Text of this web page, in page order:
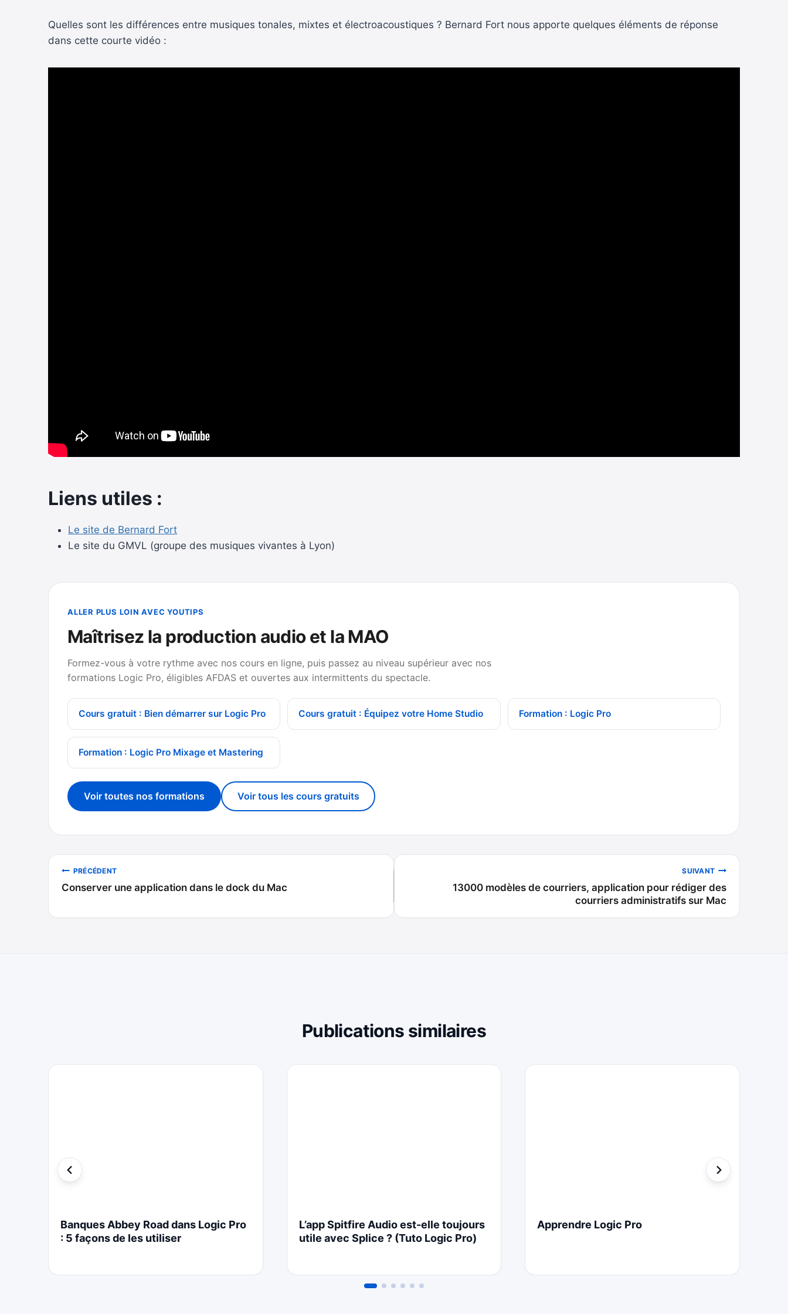
Quelles sont les différences entre musiques tonales, mixtes et électroacoustiques ? Bernard Fort nous apporte quelques éléments de réponse
dans cette courte vidéo :
Liens utiles :
Le site de Bernard Fort
Le site du GMVL (groupe des musiques vivantes à Lyon)
ALLER PLUS LOIN AVEC YOUTIPS
Maîtrisez la production audio et la MAO
Formez-vous à votre rythme avec nos cours en ligne, puis passez au niveau supérieur avec nos
formations Logic Pro, éligibles AFDAS et ouvertes aux intermittents du spectacle.
Cours gratuit : Bien démarrer sur Logic Pro Cours gratuit : Équipez votre Home Studio Formation : Logic Pro
Formation : Logic Pro Mixage et Mastering
Voir toutes nos formations Voir tous les cours gratuits
Navigation
de
l’article
PRÉCÉDENT
Conserver une application dans le dock du Mac
SUIVANT
13000 modèles de courriers, application pour rédiger des
courriers administratifs sur Mac
Publications similaires
Banques Abbey Road dans Logic Pro
: 5 façons de les utiliser
L’app Spitfire Audio est-elle toujours
utile avec Splice ? (Tuto Logic Pro)
Apprendre Logic Pro